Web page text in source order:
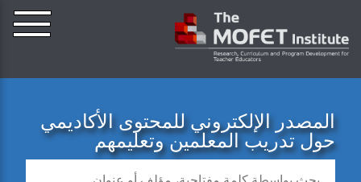
المصدر الإلكتروني للمحتوى الأكاديمي
حول تدريب المعلمين وتعليمهم